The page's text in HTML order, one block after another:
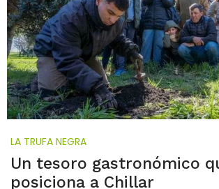
LA TRUFA NEGRA
Un tesoro gastronómico
posiciona a Chillar